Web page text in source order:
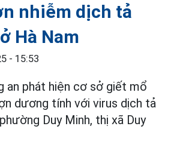
nhiễm dịch tả
Hà Nam
- 15:53
an phát hiện cơ sở giết mổ
dương tính với virus dịch tả
Duy Minh, thị xã Duy